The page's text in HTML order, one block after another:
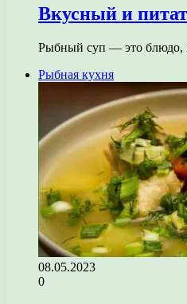
Вкусный и
Рыбный суп — это блюдо,
Рыбная кухня
08.05.2023
0